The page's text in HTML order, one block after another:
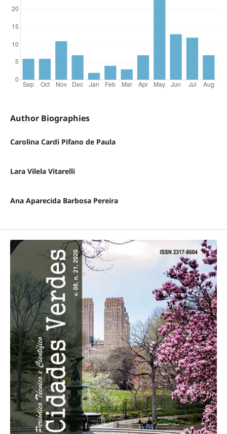
Author Biographies
Carolina Cardi Pifano de Paula
Lara Vilela Vitarelli
Ana Aparecida Barbosa Pereira